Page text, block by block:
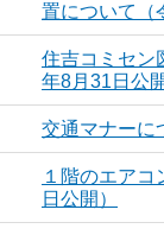
置について（
住吉コミセン
年8月31日公開
交通マナーに
１階のエア
日公開）